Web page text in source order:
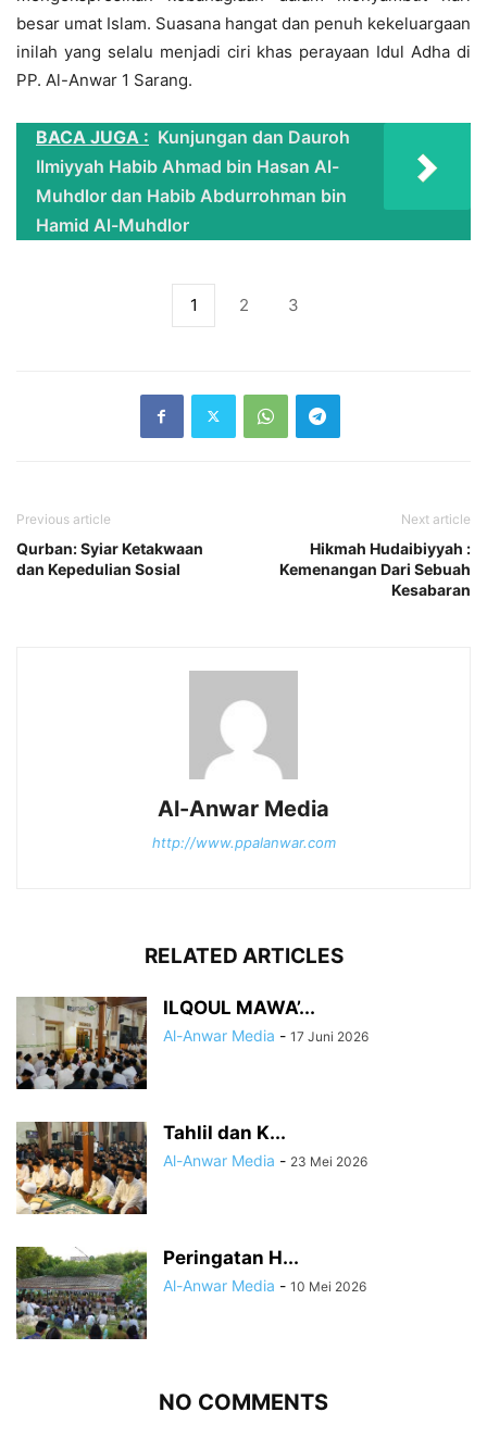
besar umat Islam. Suasana hangat dan penuh kekeluargaan
inilah yang selalu menjadi ciri khas perayaan Idul Adha di
PP. Al-Anwar 1 Sarang.
BACA JUGA : Kunjungan dan Dauroh
Ilmiyyah Habib Ahmad bin Hasan Al-
Muhdlor dan Habib Abdurrohman bin
Hamid Al-Muhdlor
1 2 3
Previous article
Qurban: Syiar Ketakwaan
dan Kepedulian Sosial
Next article
Hikmah Hudaibiyyah :
Kemenangan Dari Sebuah
Kesabaran
Al-Anwar Media
http://www.ppalanwar.com
RELATED ARTICLES
ILQOUL MAWA’...
Al-Anwar Media - 17 Juni 2026
Tahlil dan K...
Al-Anwar Media - 23 Mei 2026
Peringatan H...
Al-Anwar Media - 10 Mei 2026
NO COMMENTS